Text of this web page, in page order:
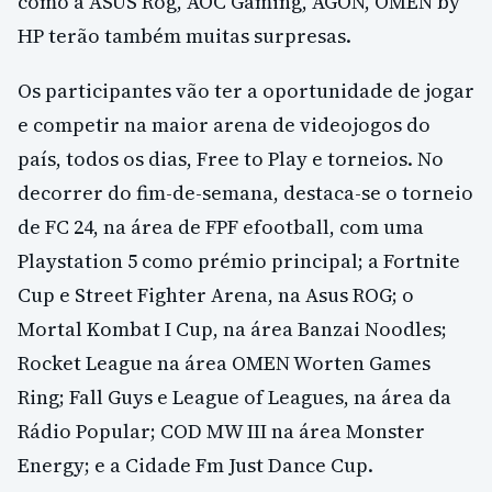
HP terão também muitas surpresas.
Os participantes vão ter a oportunidade de jogar
e competir na maior arena de videojogos do
país, todos os dias, Free to Play e torneios. No
decorrer do fim-de-semana, destaca-se o torneio
de FC 24, na área de FPF efootball, com uma
Playstation 5 como prémio principal; a Fortnite
Cup e Street Fighter Arena, na Asus ROG; o
Mortal Kombat I Cup, na área Banzai Noodles;
Rocket League na área OMEN Worten Games
Ring; Fall Guys e League of Leagues, na área da
Rádio Popular; COD MW III na área Monster
Energy; e a Cidade Fm Just Dance Cup.